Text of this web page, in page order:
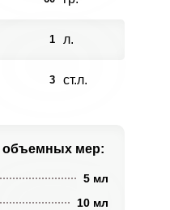
1 л.
3 ст.л.
объемных мер:
5 мл
10 мл